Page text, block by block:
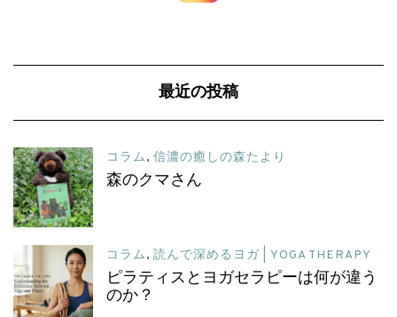
最近の投稿
コラム, 信濃の癒しの森たより
森のクマさん
コラム, 読んで深めるヨガ | YOGA THERAPY
ピラティスとヨガセラピーは何が違う
のか？